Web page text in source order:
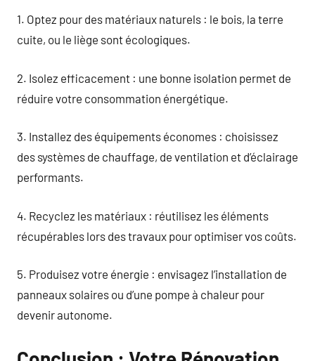
1. Optez pour des matériaux naturels : le bois, la terre
cuite, ou le liège sont écologiques.
2. Isolez efficacement : une bonne isolation permet de
réduire votre consommation énergétique.
3. Installez des équipements économes : choisissez
des systèmes de chauffage, de ventilation et d’éclairage
performants.
4. Recyclez les matériaux : réutilisez les éléments
récupérables lors des travaux pour optimiser vos coûts.
5. Produisez votre énergie : envisagez l’installation de
panneaux solaires ou d’une pompe à chaleur pour
devenir autonome.